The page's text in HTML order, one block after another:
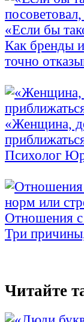
«Если бы
Как бренды
точно
«Женщина,
Психолог
Отношения
Три
Читайте